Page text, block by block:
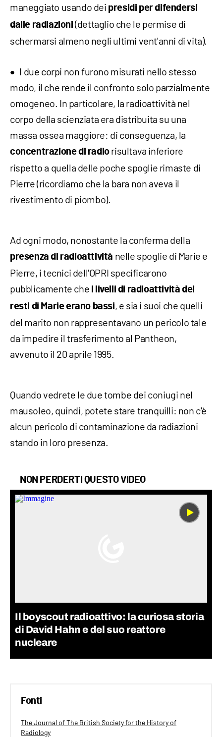
maneggiato usando dei presidi per difendersi
dalle radiazioni(dettaglio che le permise di
schermarsi almeno negli ultimi vent'anni di vita).
I due corpi non furono misurati nello stesso
modo, il che rende il confronto solo parzialmente
omogeneo. In particolare, la radioattività nel
corpo della scienziata era distribuita su una
massa ossea maggiore: di conseguenza, la
concentrazione di radio risultava inferiore
rispetto a quella delle poche spoglie rimaste di
Pierre (ricordiamo che la bara non aveva il
rivestimento di piombo).
Ad ogni modo, nonostante la conferma della
presenza di radioattività nelle spoglie di Marie e
Pierre, i tecnici dell'OPRI specificarono
pubblicamente che i livelli di radioattività dei
resti di Marie erano bassi, e sia i suoi che quelli
del marito non rappresentavano un pericolo tale
da impedire il trasferimento al Pantheon,
avvenuto il 20 aprile 1995.
Quando vedrete le due tombe dei coniugi nel
mausoleo, quindi, potete stare tranquilli: non c'è
alcun pericolo di contaminazione da radiazioni
stando in loro presenza.
NON PERDERTI QUESTO VIDEO
Il boyscout radioattivo: la curiosa storia
di David Hahn e del suo reattore
nucleare
Fonti
The Journal of The British Society for the History of
Radiology